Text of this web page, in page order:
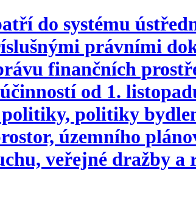
do systému
právními
finančních
od 1.
politiky
územního
veřejné dražby a